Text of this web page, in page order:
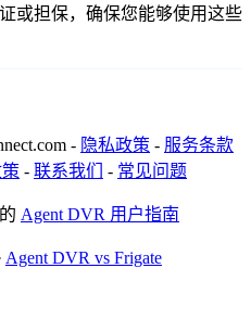
或担保，确保您能够使用这些
- 隐私政策 - 服务条款
- 联系我们 - 常见问题
Agent DVR 用户指南
Agent DVR vs Frigate